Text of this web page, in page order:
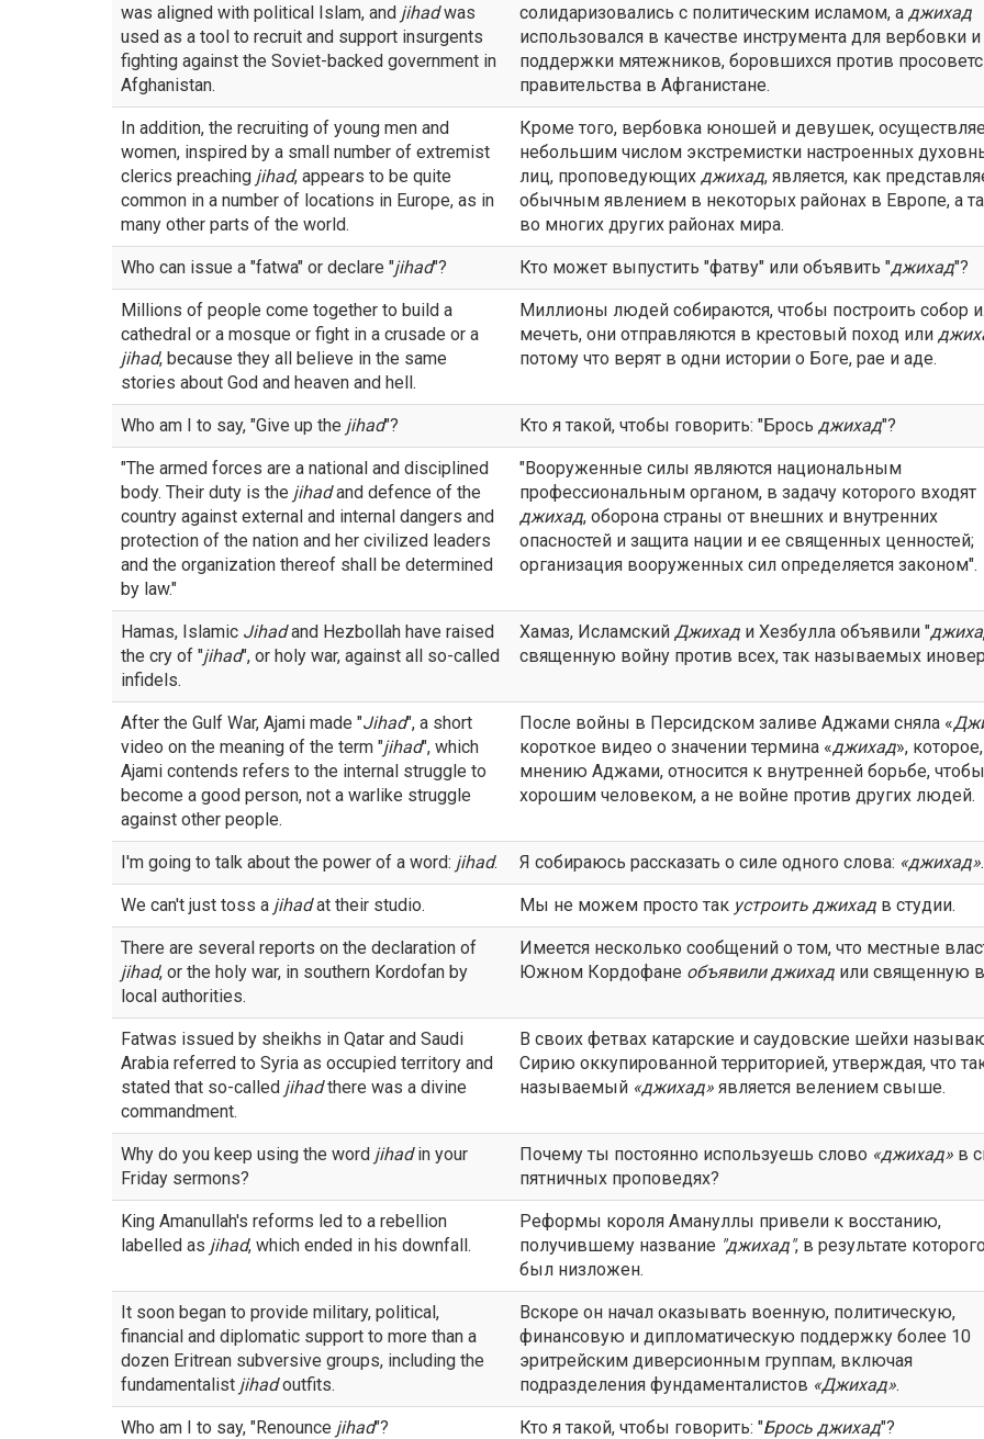
was aligned with political Islam, and jihadwas
used as a tool to recruit and support insurgents
fighting against the Soviet-backed government in
Afghanistan.
солидаризовались с политическим исламом, а джихад
использовался в качестве инструмента для вербовки и
поддержки мятежников, боровшихся против
правительства в Афганистане.
In addition, the recruiting of young men and
women, inspired by a small number of extremist
clerics preaching jihad, appears to be quite
common in a number of locations in Europe, as in
many other parts of the world.
Кроме того, вербовка юношей и девушек,
небольшим числом экстремистки настроенных
лиц, проповедующих джихад, является, как
обычным явлением в некоторых районах в Европе, а
во многих других районах мира.
Who can issue a "fatwa" or declare "jihad"? Кто может выпустить "фатву" или объявить "джихад"?
Millions of people come together to build a
cathedral or a mosque or fight in a crusade or a
jihad, because they all believe in the same
stories about God and heaven and hell.
Миллионы людей собираются, чтобы построить собор
мечеть, они отправляются в крестовый поход или
потому что верят в одни истории о Боге, рае и аде.
Who am I to say, "Give up the jihad"? Кто я такой, чтобы говорить: "Брось джихад"?
"The armed forces are a national and disciplined
body. Their duty is the jihadand defence of the
country against external and internal dangers and
protection of the nation and her civilized leaders
and the organization thereof shall be determined
by law."
"Вооруженные силы являются национальным
профессиональным органом, в задачу которого входят
джихад, оборона страны от внешних и внутренних
опасностей и защита нации и ее священных ценностей;
организация вооруженных сил определяется законом".
Hamas, Islamic Jihadand Hezbollah have raised
the cry of "jihad", or holy war, against all so-called
infidels.
Хамаз, Исламский Джихад и Хезбулла объявили "
священную войну против всех, так называемых
After the Gulf War, Ajami made "Jihad", a short
video on the meaning of the term "jihad", which
Ajami contends refers to the internal struggle to
become a good person, not a warlike struggle
against other people.
После войны в Персидском заливе Аджами сняла «
короткое видео о значении термина «джихад»,
мнению Аджами, относится к внутренней борьбе, чтобы
хорошим человеком, а не войне против других людей.
I'm going to talk about the power of a word: jihad. Я собираюсь рассказать о силе одного слова: «джихад».
We can't just toss a jihadat their studio. Мы не можем просто так устроить джихад в студии.
There are several reports on the declaration of
jihad, or the holy war, in southern Kordofan by
local authorities.
Имеется несколько сообщений о том, что местные
Южном Кордофане объявилиджихад или священную
Fatwas issued by sheikhs in Qatar and Saudi
Arabia referred to Syria as occupied territory and
stated that so-called jihadthere was a divine
commandment.
В своих фетвах катарские и саудовские шейхи
Сирию оккупированной территорией, утверждая, что
называемый «джихад» является велением свыше.
Why do you keep using the word jihadin your
Friday sermons?
Почему ты постоянно используешь слово «джихад» в
пятничных проповедях?
King Amanullah's reforms led to a rebellion
labelled as jihad, which ended in his downfall.
Реформы короля Амануллы привели к восстанию,
получившему название "джихад", в результате
был низложен.
It soon began to provide military, political,
financial and diplomatic support to more than a
dozen Eritrean subversive groups, including the
fundamentalist jihadoutfits.
Вскоре он начал оказывать военную, политическую,
финансовую и дипломатическую поддержку более 10
эритрейским диверсионным группам, включая
подразделения фундаменталистов «Джихад».
Who am I to say, "Renounce jihad"? Кто я такой, чтобы говорить: "Брось джихад"?